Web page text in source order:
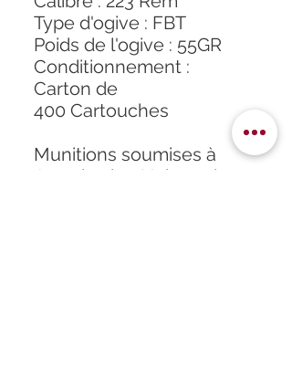
Type d'ogive : FBT
Poids de l'ogive : 55GR
Conditionnement :
Carton de
400 Cartouches
Munitions soumises à
Autorisation Unique de